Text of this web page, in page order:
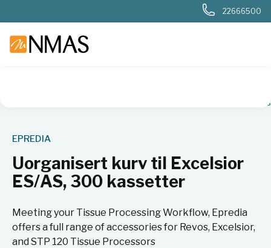
22666500
Fremføring
EPREDIA
Uorganisert kurv til Excelsior
ES/AS, 300 kassetter
Meeting your Tissue Processing Workflow, Epredia
offers a full range of accessories for Revos, Excelsior,
and STP 120 Tissue Processors